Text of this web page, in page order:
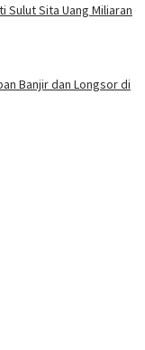
Sulut Sita Uang Miliaran
Banjir dan Longsor di